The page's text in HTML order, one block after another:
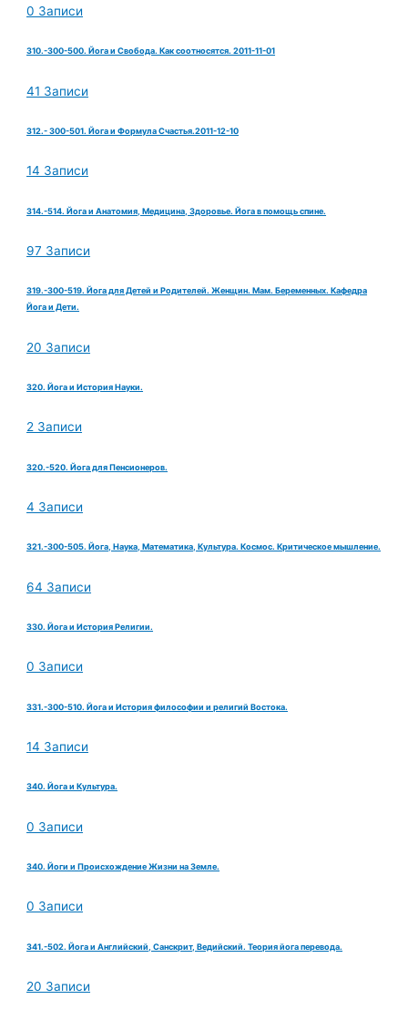
0 Записи
310.-300-500. Йога и Свобода. Как соотносятся. 2011-11-01
41 Записи
312.- 300-501. Йога и Формула Счастья.2011-12-10
14 Записи
314.-514. Йога и Анатомия, Медицина, Здоровье. Йога в помощь спине.
97 Записи
319.-300-519. Йога для Детей и Родителей. Женщин. Мам. Беременных. Кафедра
Йога и Дети.
20 Записи
320. Йога и История Науки.
2 Записи
320.-520. Йога для Пенсионеров.
4 Записи
321.-300-505. Йога, Наука, Математика, Культура. Космос. Критическое мышление.
64 Записи
330. Йога и История Религии.
0 Записи
331.-300-510. Йога и История философии и религий Востока.
14 Записи
340. Йога и Культура.
0 Записи
340. Йоги и Происхождение Жизни на Земле.
0 Записи
341.-502. Йога и Английский, Санскрит, Ведийский. Теория йога перевода.
20 Записи